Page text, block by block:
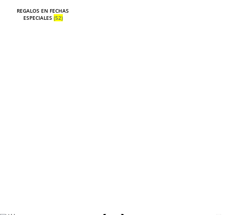
REGALOS EN FECHAS
ESPECIALES (52)